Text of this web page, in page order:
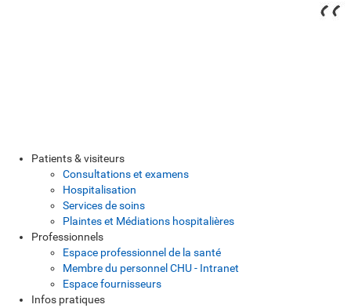
Patients & visiteurs
Consultations et examens
Hospitalisation
Services de soins
Plaintes et Médiations hospitalières
Professionnels
Espace professionnel de la santé
Membre du personnel CHU - Intranet
Espace fournisseurs
Infos pratiques